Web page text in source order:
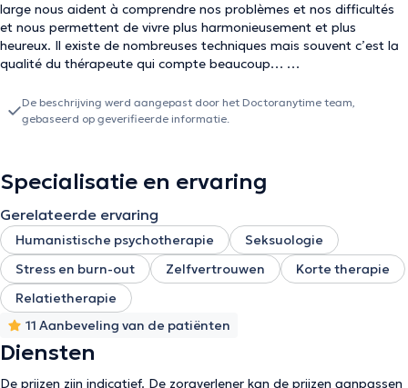
large nous aident à comprendre nos problèmes et nos difficultés
et nous permettent de vivre plus harmonieusement et plus
heureux. Il existe de nombreuses techniques mais souvent c’est la
qualité du thérapeute qui compte beaucoup…
« Nous ne sommes pas responsables de ce qu’on a fait de nous,
mais nous sommes responsables de ce que nous en faisons »
Je suis psychothérapeute, je m’occupe d’adultes, et de couples.
Mon principal outil est La gestalt thérapie mais je m’aide
également d’autres techniques de psychothérapie telles que
l’analyse transactionnelle, la PNL, la logosynthèse, la thérapie
brève, etc. Mon rôle est d’accompagner les personnes en difficulté
afin qu’elles puissent cerner les manques, les dysfonctionnements
qui les empêchent d’aller vers un mieux, et ainsi trouver
l’alternative qui leur convient dans leur vécu actuel.
Mon approche s’adapte aux besoins de chacun : désir de
recherche en profondeur sur soi, son existence, résolution de
problèmes ponctuels, ou accompagnement d’une problématique
De beschrijving werd aangepast door het Doctoranytime team,
gebaseerd op geverifieerde informatie.
Specialisatie en ervaring
Gerelateerde ervaring
Humanistische psychotherapie
Seksuologie
Stress en burn-out
Zelfvertrouwen
Korte therapie
Relatietherapie
11 Aanbeveling van de patiënten
Diensten
De prijzen zijn indicatief. De zorgverlener kan de prijzen aanpassen